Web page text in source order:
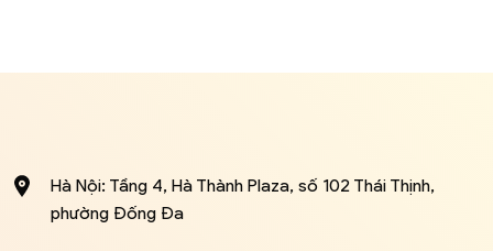
Hà Nội: Tầng 4, Hà Thành Plaza, số 102 Thái Thịnh,
phường Đống Đa